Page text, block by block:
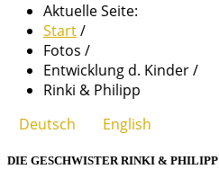
Aktuelle Seite:
Start/
Fotos /
Entwicklung d. Kinder/
Rinki & Philipp
Deutsch
English
DIE GESCHWISTER RINKI & PHILIPP